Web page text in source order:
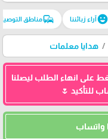
emoji_emotionsآراء زبائننا commuteمناطق
هدايا معلمات
على انهاء الطلب ليصلنا
للتأكيد 🌷
واتساب